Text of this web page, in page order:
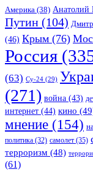
Америка (38) Анатолий
Путин (104)
(46) Крым (76)
Россия
(63) Су-24 (29)
(271) война (43)
интернет (44) кино
мнение (154)
политика (32) самолет (35)
терроризм (48)
(61)